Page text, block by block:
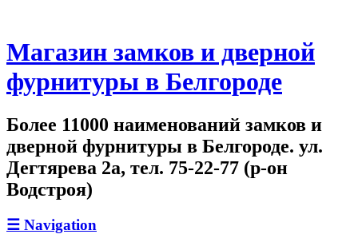
Магазин замков и дверной
фурнитуры в Белгороде
Более 11000 наименований замков и
дверной фурнитуры в Белгороде. ул.
Дегтярева 2а, тел. 75-22-77 (р-он
Водстроя)
☰ Navigation